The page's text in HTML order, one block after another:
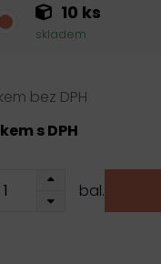
10 ks
skladem
bez DPH
s DPH
bal.